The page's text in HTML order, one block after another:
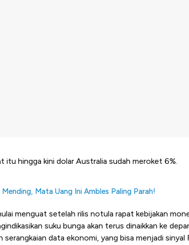
itu hingga kini dolar Australia sudah meroket 6%.
Mending, Mata Uang Ini Ambles Paling Parah!
menguat setelah rilis notula rapat kebijakan
suku bunga akan terus dinaikkan ke
serangkaian data ekonomi, yang bisa menjadi sinyal